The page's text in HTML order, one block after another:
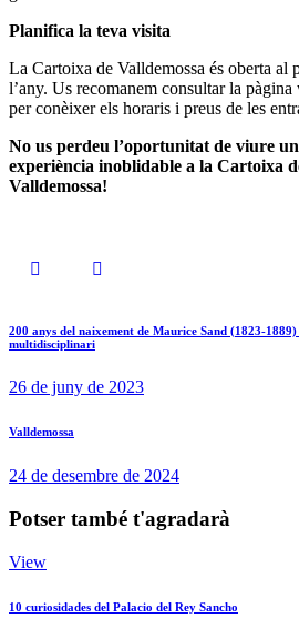
Planifica la teva visita
La Cartoixa de Valldemossa és oberta al
l’any. Us recomanem consultar la
per conèixer els horaris i preus de les
No us perdeu l’oportunitat de viure
experiència inoblidable a la Cartoixa
Valldemossa!
200 anys del naixement de Maurice Sand (1823-
multidisciplinari
26 de juny de 2023
Valldemossa
24 de desembre de 2024
Potser també t'agradarà
View
10 curiosidades del Palacio del Rey Sancho